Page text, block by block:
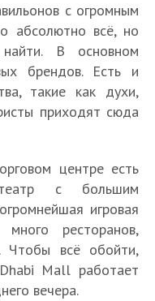
с огромным
абсолютно всё, но
В основном
брендов. Есть и
такие как духи,
приходят сюда
центре есть
с большим
игровая
ресторанов,
Чтобы всё обойти,
Mall работает
вечера.